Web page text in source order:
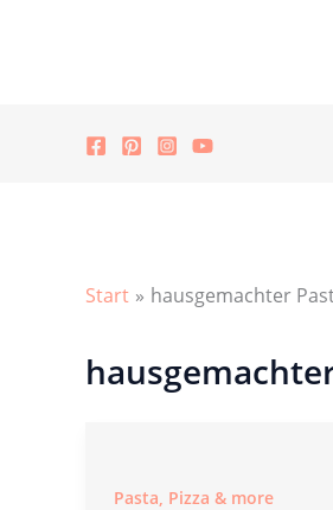
Start hausgemachter
Pasta, Pizza & more